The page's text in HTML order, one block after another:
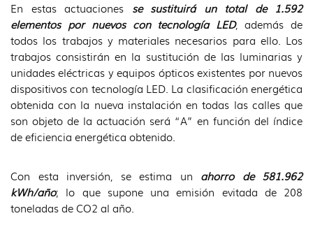
En estas actuaciones se sustituirá un total de 1.592
elementos por nuevos con tecnología LED, además de
todos los trabajos y materiales necesarios para ello. Los
trabajos consistirán en la sustitución de las luminarias y
unidades eléctricas y equipos ópticos existentes por nuevos
dispositivos con tecnología LED. La clasificación energética
obtenida con la nueva instalación en todas las calles que
son objeto de la actuación será “A” en función del índice
de eficiencia energética obtenido.
Con esta inversión, se estima un ahorro de 581.962
kWh/año; lo que supone una emisión evitada de 208
toneladas de CO2 al año.